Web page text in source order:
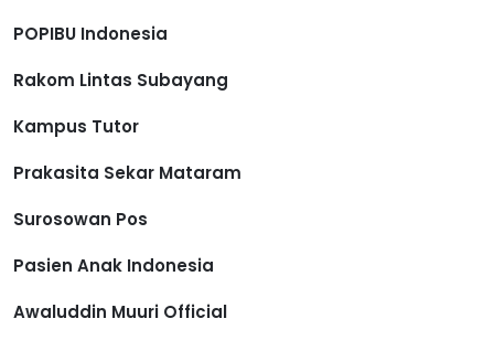
POPIBU Indonesia
Rakom Lintas Subayang
Kampus Tutor
Prakasita Sekar Mataram
Surosowan Pos
Pasien Anak Indonesia
Awaluddin Muuri Official